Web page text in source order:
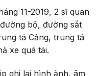
11-2019, 2 sĩ quan
bộ, đường sắt
tá Cảng, trung tá
xe quá tải.
ghi lại hình ảnh, âm